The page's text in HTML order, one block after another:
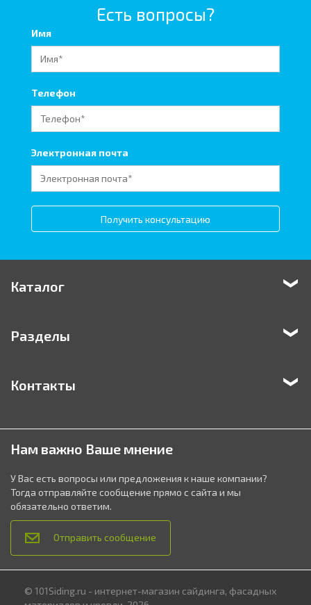
Есть вопросы?
Имя
Телефон
Электронная почта
Получить консультацию
Каталог
Разделы
Контакты
Нам важно Ваше мнение
У Вас есть вопросы или предложения к наше компании?
Тогда отправляйте сообщение прямо с сайта и мы
обязательно ответим.
Отправить сообщение
© 101Siding.ru - интернет-магазин сайдинга, фасадных